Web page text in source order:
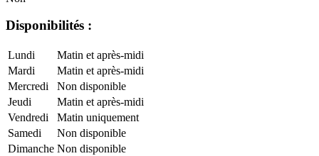
Disponibilités :
Lundi
Matin et après-midi
Mardi
Matin et après-midi
Mercredi
Non disponible
Jeudi
Matin et après-midi
Vendredi
Matin uniquement
Samedi
Non disponible
Dimanche Non disponible